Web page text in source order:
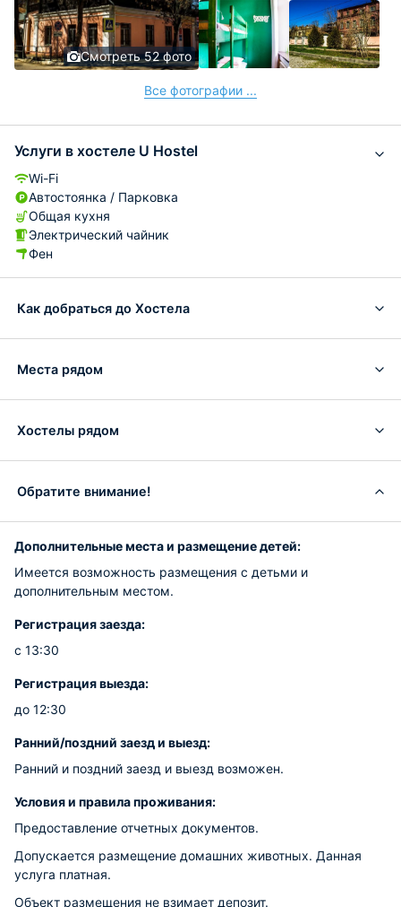
Смотреть 52 фото
Все фотографии ...
Услуги в хостеле U Hostel
Wi-Fi
Автостоянка / Парковка
Общая кухня
Электрический чайник
Фен
Как добраться до Хостела
Места рядом
Хостелы рядом
Обратите внимание!
Дополнительные места и размещение детей:
Имеется возможность размещения с детьми и
дополнительным местом.
Регистрация заезда:
с 13:30
Регистрация выезда:
до 12:30
Ранний/поздний заезд и выезд:
Ранний и поздний заезд и выезд возможен.
Условия и правила проживания:
Предоставление отчетных документов.
Допускается размещение домашних животных. Данная
услуга платная.
Объект размещения не взимает депозит.